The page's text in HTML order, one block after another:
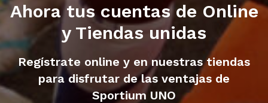
Ahora tus cuentas de Online
y Tiendas unidas
Regístrate online y en nuestras tiendas
para disfrutar de las ventajas de
Sportium UNO